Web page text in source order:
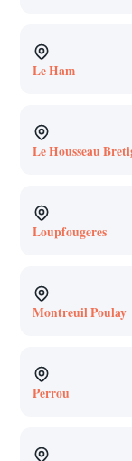
Le Ham
Le Housseau
Loupfougeres
Montreuil Poulay
Perrou